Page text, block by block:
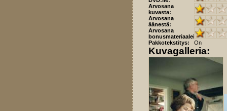
Arvosana
kuvasta:
Arvosana
äänestä:
Arvosana
bonusmateriaaleista:
Pakkotekstitys:
On
Kuvagalleria: